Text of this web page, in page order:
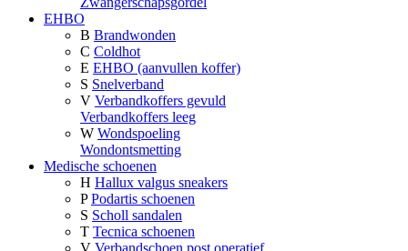
EHBO
B Brandwonden
C Coldhot
E EHBO (aanvullen koffer)
S Snelverband
V Verbandkoffers gevuld
Verbandkoffers leeg
W Wondspoeling
Wondontsmetting
Medische schoenen
H Hallux valgus sneakers
P Podartis schoenen
S Scholl sandalen
T Tecnica schoenen